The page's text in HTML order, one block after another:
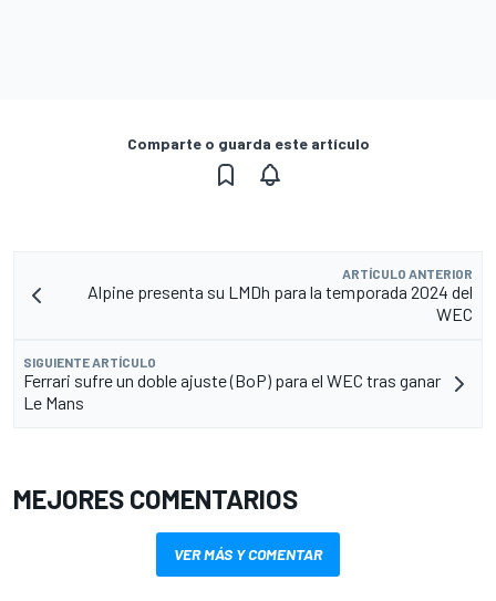
Comparte o guarda este artículo
ARTÍCULO ANTERIOR
Alpine presenta su LMDh para la temporada 2024 del
WEC
SIGUIENTE ARTÍCULO
Ferrari sufre un doble ajuste (BoP) para el WEC tras ganar
Le Mans
MEJORES COMENTARIOS
VER MÁS Y COMENTAR